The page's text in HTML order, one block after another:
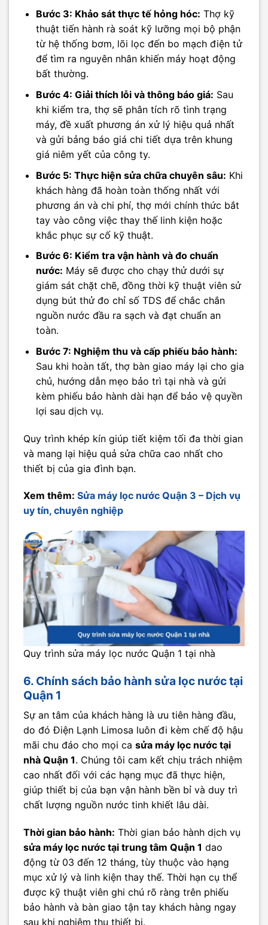
Bước 3: Khảo sát thực tế hỏng hóc: Thợ kỹ
thuật tiến hành rà soát kỹ lưỡng mọi bộ phận
từ hệ thống bơm, lõi lọc đến bo mạch điện tử
để tìm ra nguyên nhân khiến máy hoạt động
bất thường.
Bước 4: Giải thích lỗi và thông báo giá: Sau
khi kiểm tra, thợ sẽ phân tích rõ tình trạng
máy, đề xuất phương án xử lý hiệu quả nhất
và gửi bảng báo giá chi tiết dựa trên khung
giá niêm yết của công ty.
Bước 5: Thực hiện sửa chữa chuyên sâu: Khi
khách hàng đã hoàn toàn thống nhất với
phương án và chi phí, thợ mới chính thức bắt
tay vào công việc thay thế linh kiện hoặc
khắc phục sự cố kỹ thuật.
Bước 6: Kiểm tra vận hành và đo chuẩn
nước: Máy sẽ được cho chạy thử dưới sự
giám sát chặt chẽ, đồng thời kỹ thuật viên sử
dụng bút thử đo chỉ số TDS để chắc chắn
nguồn nước đầu ra sạch và đạt chuẩn an
toàn.
Bước 7: Nghiệm thu và cấp phiếu bảo hành:
Sau khi hoàn tất, thợ bàn giao máy lại cho gia
chủ, hướng dẫn mẹo bảo trì tại nhà và gửi
kèm phiếu bảo hành dài hạn để bảo vệ quyền
lợi sau dịch vụ.
Quy trình khép kín giúp tiết kiệm tối đa thời gian
và mang lại hiệu quả sửa chữa cao nhất cho
thiết bị của gia đình bạn.
Xem thêm: Sửa máy lọc nước Quận 3 – Dịch vụ
uy tín, chuyên nghiệp
Quy trình sửa máy lọc nước Quận 1 tại nhà
6. Chính sách bảo hành sửa lọc nước tại
Quận 1
Sự an tâm của khách hàng là ưu tiên hàng đầu,
do đó Điện Lạnh Limosa luôn đi kèm chế độ hậu
mãi chu đáo cho mọi ca sửa máy lọc nước tại
nhà Quận 1. Chúng tôi cam kết chịu trách nhiệm
cao nhất đối với các hạng mục đã thực hiện,
giúp thiết bị của bạn vận hành bền bỉ và duy trì
chất lượng nguồn nước tinh khiết lâu dài.
Thời gian bảo hành: Thời gian bảo hành dịch vụ
sửa máy lọc nước tại trung tâm Quận 1 dao
động từ 03 đến 12 tháng, tùy thuộc vào hạng
mục xử lý và linh kiện thay thế. Thời hạn cụ thể
được kỹ thuật viên ghi chú rõ ràng trên phiếu
bảo hành và bàn giao tận tay khách hàng ngay
sau khi nghiệm thu thiết bị.